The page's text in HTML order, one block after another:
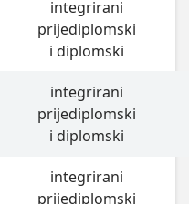
integrirani
prijediplomski
i diplomski
integrirani
prijediplomski
i diplomski
integrirani
prijediplomski